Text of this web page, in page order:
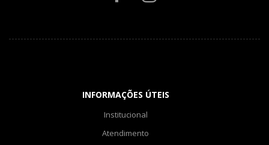
INFORMAÇÕES ÚTEIS
Institucional
Atendimento